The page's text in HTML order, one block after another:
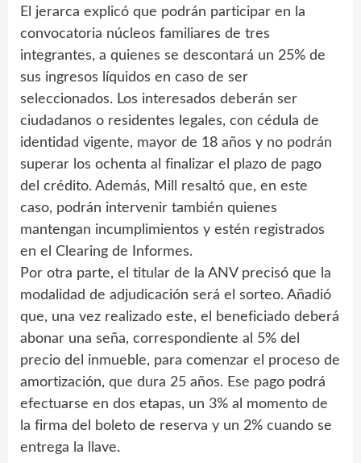
El jerarca explicó que podrán participar en la
convocatoria núcleos familiares de tres
integrantes, a quienes se descontará un 25% de
sus ingresos líquidos en caso de ser
seleccionados. Los interesados deberán ser
ciudadanos o residentes legales, con cédula de
identidad vigente, mayor de 18 años y no podrán
superar los ochenta al finalizar el plazo de pago
del crédito. Además, Mill resaltó que, en este
caso, podrán intervenir también quienes
mantengan incumplimientos y estén registrados
en el Clearing de Informes.
Por otra parte, el titular de la ANV precisó que la
modalidad de adjudicación será el sorteo. Añadió
que, una vez realizado este, el beneficiado deberá
abonar una seña, correspondiente al 5% del
precio del inmueble, para comenzar el proceso de
amortización, que dura 25 años. Ese pago podrá
efectuarse en dos etapas, un 3% al momento de
la firma del boleto de reserva y un 2% cuando se
entrega la llave.